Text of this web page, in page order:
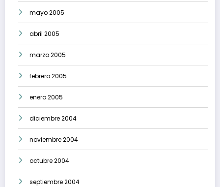
mayo 2005
abril 2005
marzo 2005
febrero 2005
enero 2005
diciembre 2004
noviembre 2004
octubre 2004
septiembre 2004